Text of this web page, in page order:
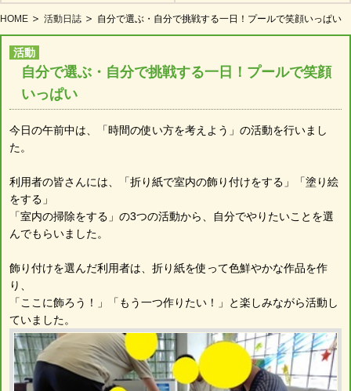
HOME 活動日誌 自分で選ぶ・自分で挑戦する一日！プールで笑顔いっぱい
活動
自分で選ぶ・自分で挑戦する一日！プールで笑顔
いっぱい
今日の午前中は、「時間の使い方を考えよう」の活動を行いまし
た。
利用者の皆さんには、「折り紙で室内の飾り付けをする」「塗り絵
をする」
「室内の掃除をする」の3つの活動から、自分でやりたいことを選
んでもらいました。
飾り付けを選んだ利用者は、折り紙を使って色鮮やかな作品を作
り、
「ここに飾ろう！」「もう一つ作りたい！」と楽しみながら活動し
ていました。